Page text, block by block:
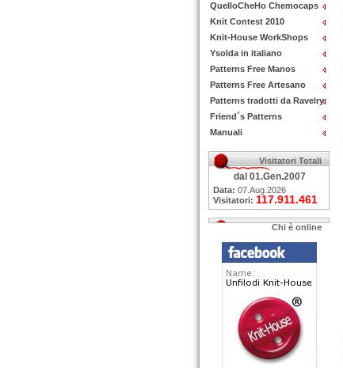
QuelloCheHo Chemocaps
Knit Contest 2010
Knit-House WorkShops
Ysolda in italiano
Patterns Free Manos
Patterns Free Artesano
Patterns tradotti da Ravelry
Friend´s Patterns
Manuali
Visitatori Totali
dal 01.Gen.2007
Data: 07.Aug.2026
Visitatori: 117.911.461
Chi è online